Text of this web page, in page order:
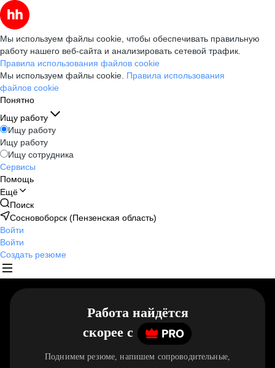
Мы используем файлы cookie, чтобы обеспечивать правильную
работу нашего веб-сайта и анализировать сетевой трафик.
Правила использования файлов cookie
Мы используем файлы cookie. Правила использования
файлов cookie
Понятно
Ищу работу
Ищу работу
Ищу работу
Ищу сотрудника
Сервисы
Помощь
Ещё
Поиск
Сосновоборск (Пензенская область)
Войти
Войти
Создать резюме
Работа найдётся
скорее c
Поднимем резюме, напишем сопроводительные,